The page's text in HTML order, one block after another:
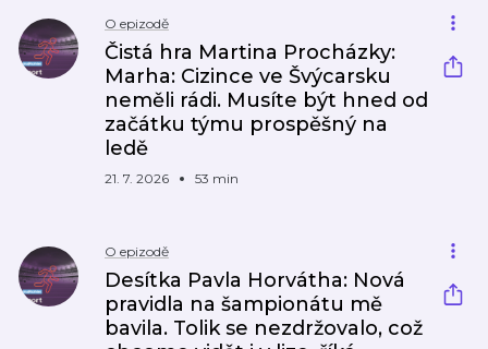
O epizodě
Čistá hra Martina Procházky:
Marha: Cizince ve Švýcarsku
neměli rádi. Musíte být hned od
začátku týmu prospěšný na
ledě
21. 7. 2026 53 min
O epizodě
Desítka Pavla Horvátha: Nová
pravidla na šampionátu mě
bavila. Tolik se nezdržovalo, což